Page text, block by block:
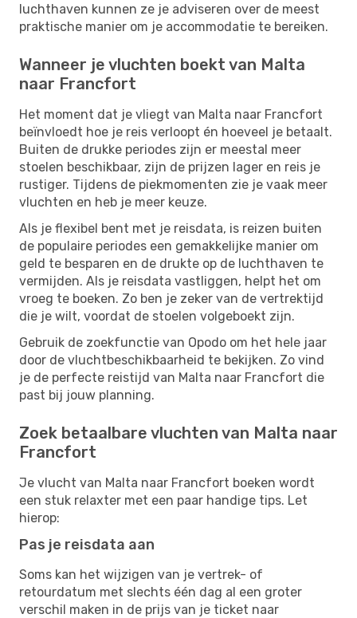
luchthaven kunnen ze je adviseren over de meest
praktische manier om je accommodatie te bereiken.
Wanneer je vluchten boekt van Malta
naar Francfort
Het moment dat je vliegt van Malta naar Francfort
beïnvloedt hoe je reis verloopt én hoeveel je betaalt.
Buiten de drukke periodes zijn er meestal meer
stoelen beschikbaar, zijn de prijzen lager en reis je
rustiger. Tijdens de piekmomenten zie je vaak meer
vluchten en heb je meer keuze.
Als je flexibel bent met je reisdata, is reizen buiten
de populaire periodes een gemakkelijke manier om
geld te besparen en de drukte op de luchthaven te
vermijden. Als je reisdata vastliggen, helpt het om
vroeg te boeken. Zo ben je zeker van de vertrektijd
die je wilt, voordat de stoelen volgeboekt zijn.
Gebruik de zoekfunctie van Opodo om het hele jaar
door de vluchtbeschikbaarheid te bekijken. Zo vind
je de perfecte reistijd van Malta naar Francfort die
past bij jouw planning.
Zoek betaalbare vluchten van Malta naar
Francfort
Je vlucht van Malta naar Francfort boeken wordt
een stuk relaxter met een paar handige tips. Let
hierop:
Pas je reisdata aan
Soms kan het wijzigen van je vertrek- of
retourdatum met slechts één dag al een groter
verschil maken in de prijs van je ticket naar